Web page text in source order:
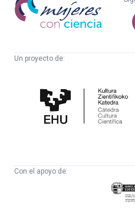
con
ciencia
Un proyecto de:
Cultura
Científica
Con el apoyo de: